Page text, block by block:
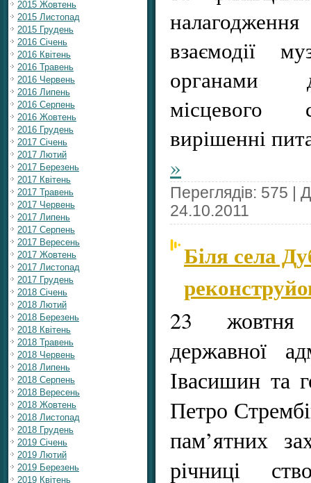
2015 Жовтень
2015 Листопад
2015 Грудень
2016 Січень
2016 Квітень
2016 Травень
2016 Червень
2016 Липень
2016 Серпень
2016 Жовтень
2016 Грудень
2017 Січень
2017 Лютий
2017 Березень
2017 Квітень
2017 Травень
2017 Червень
2017 Липень
2017 Серпень
2017 Вересень
2017 Жовтень
2017 Листопад
2017 Грудень
2018 Січень
2018 Лютий
2018 Березень
2018 Квітень
2018 Травень
2018 Червень
2018 Липень
2018 Серпень
2018 Вересень
2018 Жовтень
2018 Листопад
2018 Грудень
2019 Січень
2019 Лютий
2019 Березень
2019 Квітень
взаємодії
органами
місцевого
вирішенні
»
Переглядів: 575 |
24.10.2011
Біля села
23 жовтня
державної
Івасишин та
Петро
пам’ятних
річниці